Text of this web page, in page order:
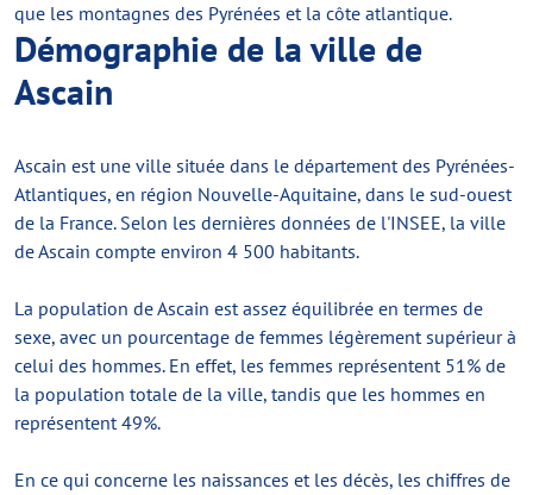
que les montagnes des Pyrénées et la côte atlantique.
Démographie de la ville de
Ascain
Ascain est une ville située dans le département des Pyrénées-
Atlantiques, en région Nouvelle-Aquitaine, dans le sud-ouest
de la France. Selon les dernières données de l'INSEE, la ville
de Ascain compte environ 4 500 habitants.
La population de Ascain est assez équilibrée en termes de
sexe, avec un pourcentage de femmes légèrement supérieur à
celui des hommes. En effet, les femmes représentent 51% de
la population totale de la ville, tandis que les hommes en
représentent 49%.
En ce qui concerne les naissances et les décès, les chiffres de